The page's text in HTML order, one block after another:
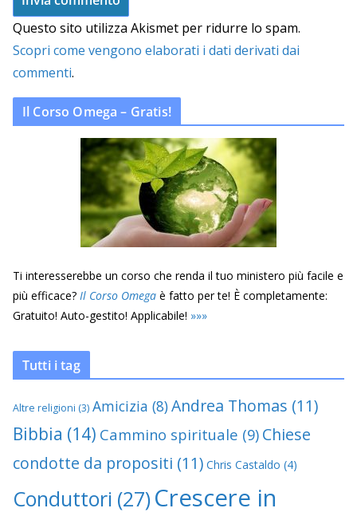
Questo sito utilizza Akismet per ridurre lo spam.
Scopri come vengono elaborati i dati derivati dai
commenti.
Il Corso Omega – Gratis!
Ti interesserebbe un corso che renda il tuo ministero più facile e
più efficace? Il Corso Omega è fatto per te! È completamente:
Gratuito! Auto-gestito! Applicabile! »»»
Tutti i tag
Altre religioni (3) Amicizia (8)Andrea Thomas (11)
Bibbia (14) Cammino spirituale (9) Chiese
condotte da propositi (11) Chris Castaldo (4)
Conduttori (27) Crescere in